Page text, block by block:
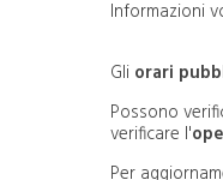
Informazioni
Gli orari
Possono
verificare l'
Per